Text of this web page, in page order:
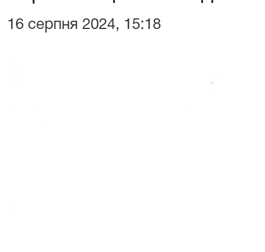
16 серпня 2024, 15:18